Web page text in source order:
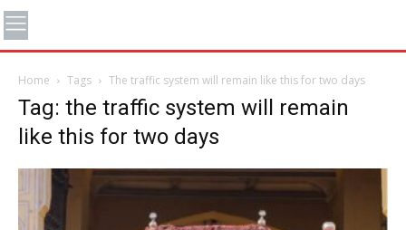
Home Tags The traffic system will remain like this for two days
Tag: the traffic system will remain
like this for two days